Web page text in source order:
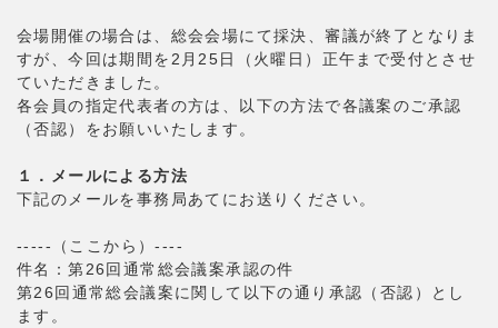
会場開催の場合は、総会会場にて採決、審議が終了となりま
すが、今回は期間を2月25日（火曜日）正午まで受付とさせ
ていただきました。
各会員の指定代表者の方は、以下の方法で各議案のご承認
（否認）をお願いいたします。
１．メールによる方法
下記のメールを事務局あてにお送りください。
-----（ここから）----
件名：第26回通常総会議案承認の件
第26回通常総会議案に関して以下の通り承認（否認）とし
ます。